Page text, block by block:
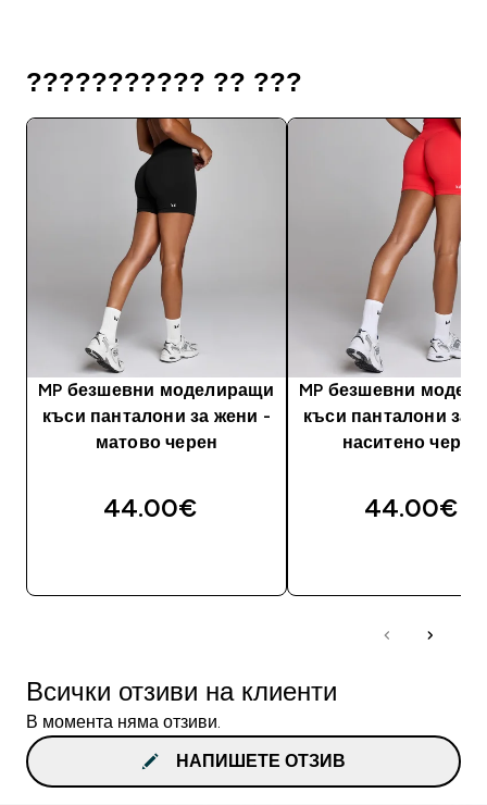
??????????? ?? ???
MP безшевни моделиращи
къси панталони за жени -
матово черен
44.00€‎
MP безшевни
къси панталони за
наситено
44.00€‎
Всички отзиви на клиенти
В момента няма отзиви.
НАПИШЕТЕ ОТЗИВ